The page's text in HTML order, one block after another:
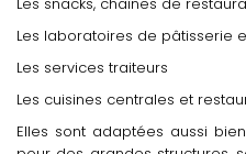
Les laboratoires de pâtisserie
Les services traiteurs
Les cuisines centrales et
Elles sont adaptées aussi